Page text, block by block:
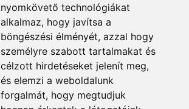
nyomkövető technológiákat
alkalmaz, hogy javítsa a
böngészési élményét, azzal hogy
személyre szabott tartalmakat és
célzott hirdetéseket jelenít meg,
és elemzi a weboldalunk
forgalmát, hogy megtudjuk
Elfogadott fizetési módok